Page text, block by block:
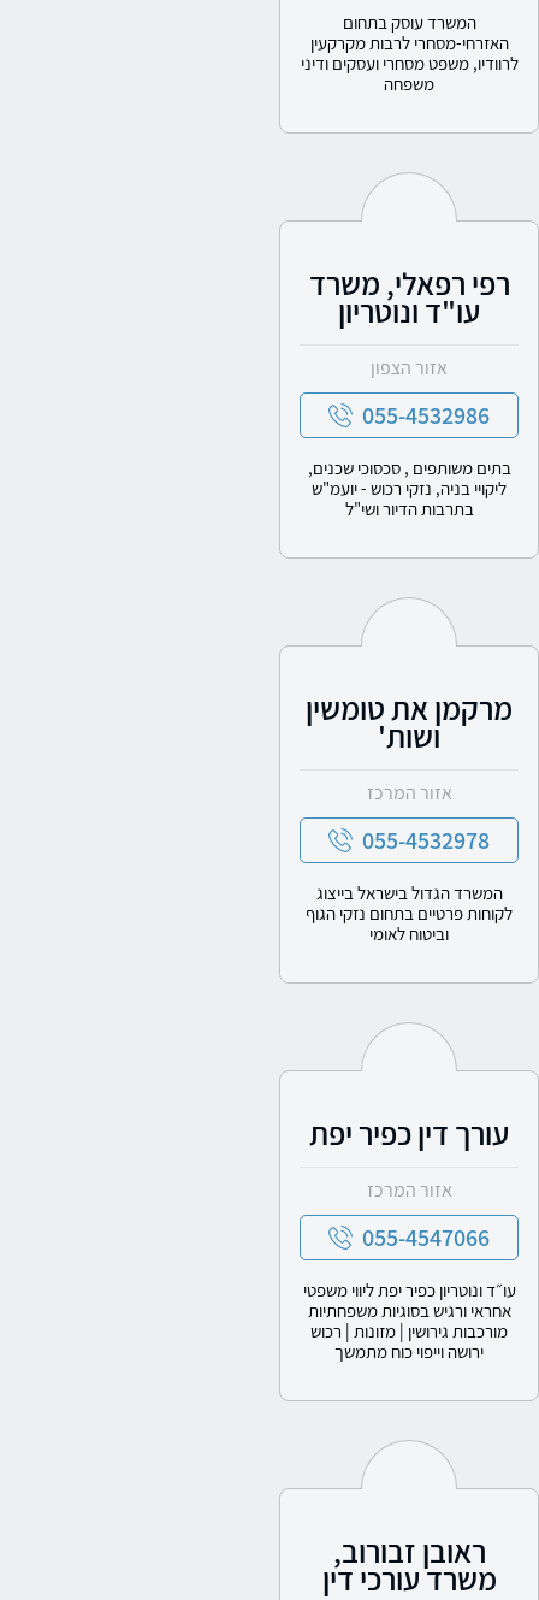
המשרד עוסק בתחום
האזרחי-מסחרי לרבות מקרקעין
לרוודיו, משפט מסחרי ועסקים ודיני
משפחה
רפי רפאלי, משרד
עו"ד ונוטריון
אזור הצפון
055-4532986
בתים משותפים , סכסוכי שכנים,
ליקויי בניה, נזקי רכוש - יועמ"ש
בתרבות הדיור ושי"ל
מרקמן את טומשין
ושות'
אזור המרכז
055-4532978
המשרד הגדול בישראל בייצוג
לקוחות פרטיים בתחום נזקי הגוף
וביטוח לאומי
עורך דין כפיר יפת
אזור המרכז
055-4547066
עו״ד ונוטריון כפיר יפת ליווי משפטי
אחראי ורגיש בסוגיות משפחתיות
מורכבות גירושין | מזונות | רכוש
ירושה וייפוי כוח מתמשך
ראובן זבורוב,
משרד עורכי דין